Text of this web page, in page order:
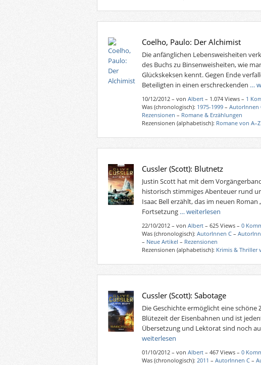
Coelho, Paulo: Der Alchimist
Die anfänglichen Lebensweisheiten
des Buchs zu Binsenweisheiten, wie
Glückskeksen kennt. Gegen Ende
Beteiligten in einen erschreckenden …
10/12/2012 –vonAlbert – 1.074 Views – 1
Was (chronologisch): 1975-1999 –AutorInnen
Rezensionen – Romane & Erzählungen
Rezensionen (alphabetisch): Romane von A–Z
Cussler (Scott): Blutnetz
Justin Scott hat mit dem
historisch stimmiges Abenteuer rund
Isaac Bell erzählt, das im neuen Roman
Fortsetzung … weiterlesen
22/10/2012 –vonAlbert – 625 Views –0
Was (chronologisch):AutorInnen C –
– Neue Artikel – Rezensionen
Rezensionen (alphabetisch): Krimis & Thriller
Cussler (Scott): Sabotage
Die Geschichte ermöglicht eine schöne
Blütezeit der Eisenbahnen und ist
Übersetzung und Lektorat sind noch
weiterlesen
01/10/2012 –vonAlbert – 467 Views –0
Was (chronologisch):2011 –AutorInnen C –